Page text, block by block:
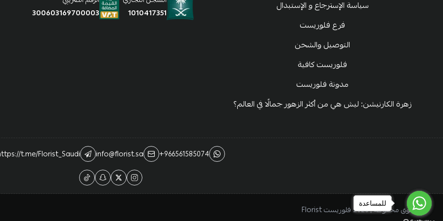
سياسة الإسترجاع و الإستبدال
فرع فلوريست
التوصيل والشحن
فلوريست كافية
مدونة فلوريست
زهرة الكارنيشن: ليش هي من أكثر الزهور جمالًا في العالم؟
1010417351
300603169700003
+966561585074
info@florist.sa
t.me/Florist_Saudi
الحقوق محفوظة | 2026 فلوريست Florist
للمساعدة
للمساعدة
للمساعدة